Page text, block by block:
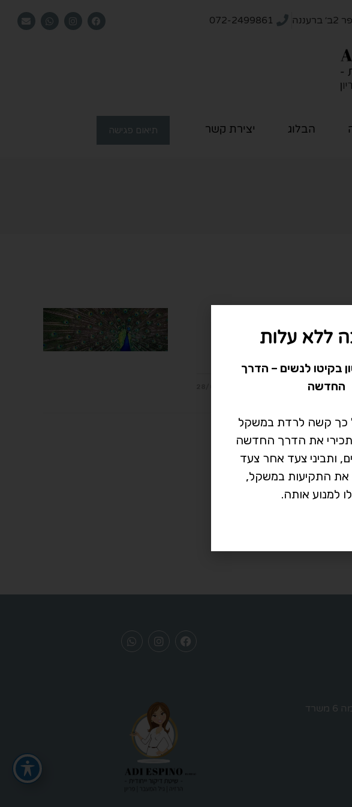
072-2499861
הבלוג יצירת קשר תיאום פגישה
לתיאור בינארי של כל תופעה
נציג את עיקרי הדברים בצורה
בית מנצור 2, רחוב הנופר 2 ב׳ ברעננה. קומה 6 משרד
ללא עלות
בקיטו לנשים – הדרך
החדשה
כך קשה לרדת במשקל
גיל 40, תכירי את הדרך החדשה
ותביני צעד אחר צעד
את התקיעות במשקל,
למנוע אותה.